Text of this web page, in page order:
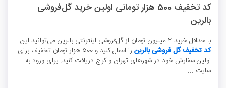
کد تخفیف 500 هزار تومانی اولین خرید گل‌فروشی
بالرین
با حداقل خرید 2 میلیون تومان از گل‌فروشی اینترنتی بالرین می‌توانید این
کد تخفیف گل فروشی بالرین
را اعمال کنید و 500 هزار تومان تخفیف برای
اولین سفارش خود در شهرهای تهران و کرج دریافت کنید. برای ورود به
سایت ...